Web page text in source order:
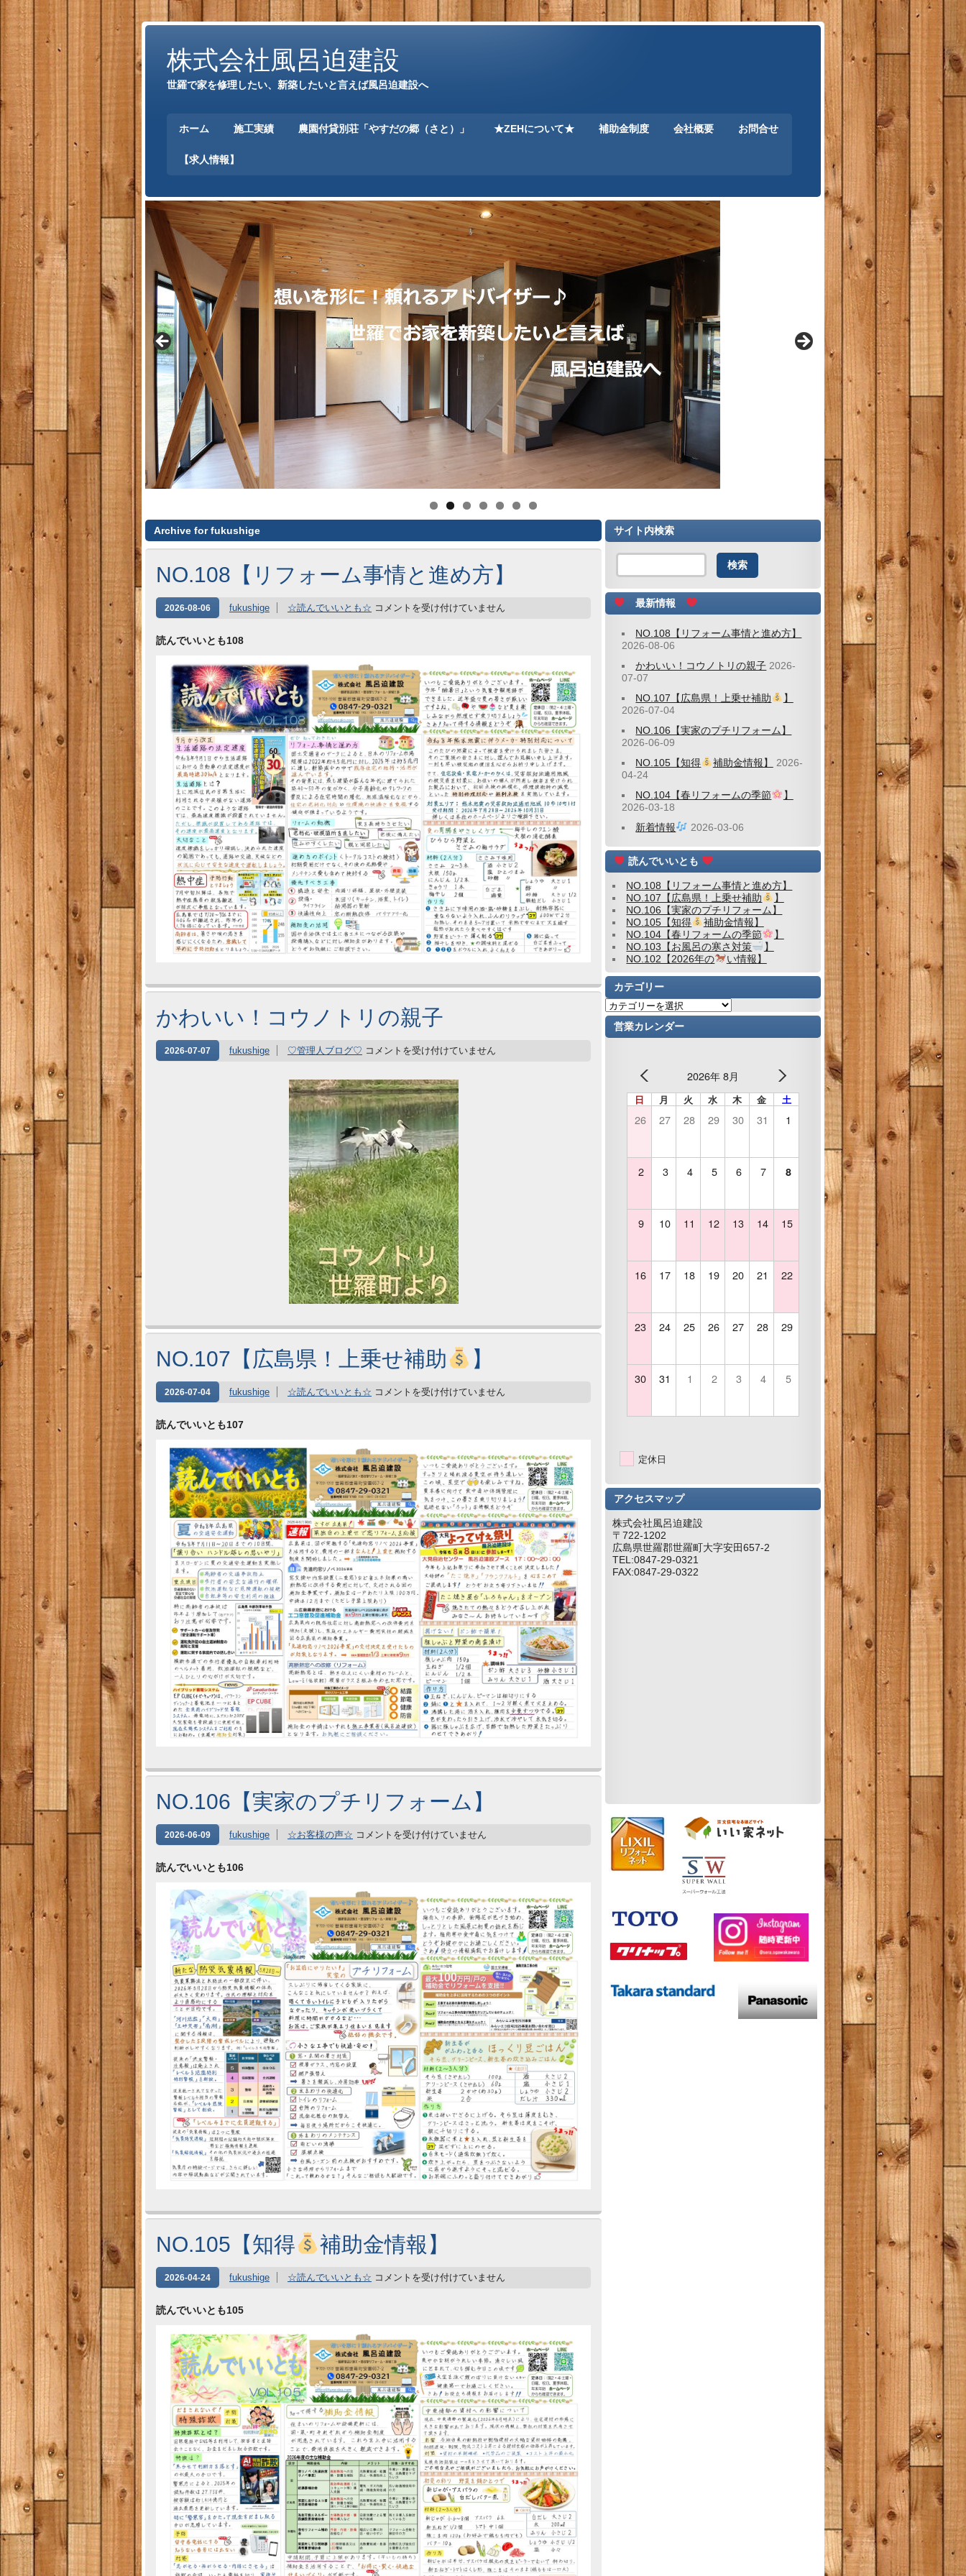
株式会社風呂迫建設
世羅で家を修理したい、新築したいと言えば風呂迫建設へ
ホーム 施工実績 農園付貸別荘「やすだの郷（さと）」 ★ZEHについて★ 補助金制度 会社概要 お問合せ
【求人情報】
Archive for fukushige
NO.108【リフォーム事情と進め方】
2026-08-06 fukushige ☆読んでいいとも☆ コメントを受け付けていません
読んでいいとも108
かわいい！コウノトリの親子
2026-07-07 fukushige ♡管理人ブログ♡ コメントを受け付けていません
NO.107【広島県！上乗せ補助 】
2026-07-04 fukushige ☆読んでいいとも☆ コメントを受け付けていません
読んでいいとも107
NO.106【実家のプチリフォーム】
2026-06-09 fukushige ☆お客様の声☆ コメントを受け付けていません
読んでいいとも106
NO.105【知得 補助金情報】
2026-04-24 fukushige ☆読んでいいとも☆ コメントを受け付けていません
読んでいいとも105
サイト内検索
最新情報
NO.108【リフォーム事情と進め方】
2026-08-06
かわいい！コウノトリの親子 2026-
07-07
NO.107【広島県！上乗せ補助
】
2026-07-04
NO.106【実家のプチリフォーム】
2026-06-09
NO.105【知得
補助金情報】
2026-
04-24
NO.104【春リフォームの季節
】
2026-03-18
新着情報
2026-03-06
読んでいいとも
NO.108【リフォーム事情と進め方】
NO.107【広島県！上乗せ補助
】
NO.106【実家のプチリフォーム】
NO.105【知得
補助金情報】
NO.104【春リフォームの季節
】
NO.103【お風呂の寒さ対策
】
NO.102【2026年の
い情報】
カテゴリー
営業カレンダー
2026年 8月
日 月 火 水 木 金 土
26 27 28 29 30 31 1
2 3 4 5 6 7 8
9 10 11 12 13 14 15
16 17 18 19 20 21 22
23 24 25 26 27 28 29
30 31 1 2 3 4 5
定休日
アクセスマップ
株式会社風呂迫建設
〒722-1202
広島県世羅郡世羅町大字安田657-2
TEL:0847-29-0321
FAX:0847-29-0322